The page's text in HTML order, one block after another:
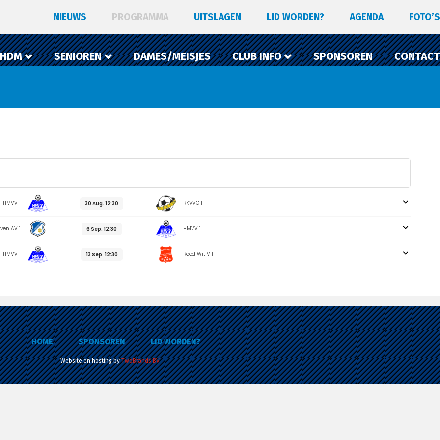
NIEUWS PROGRAMMA UITSLAGEN LID WORDEN? AGENDA FOTO’S
SENIOREN DAMES/MEISJES CLUB INFO SPONSOREN CONTACT
HMVV 1 30 Aug. 12:30 RKVVO 1
AV 1 6 Sep. 12:30 HMVV 1
HMVV 1 13 Sep. 12:30 Rood Wit V 1
HOME SPONSOREN LID WORDEN?
Website en hosting byTwoBrands BV